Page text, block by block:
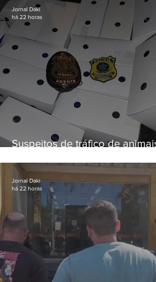
Suspeitos de tráfico de animais
aves
Jornal Daki
há 22 horas
Jornal Daki
há 22 horas